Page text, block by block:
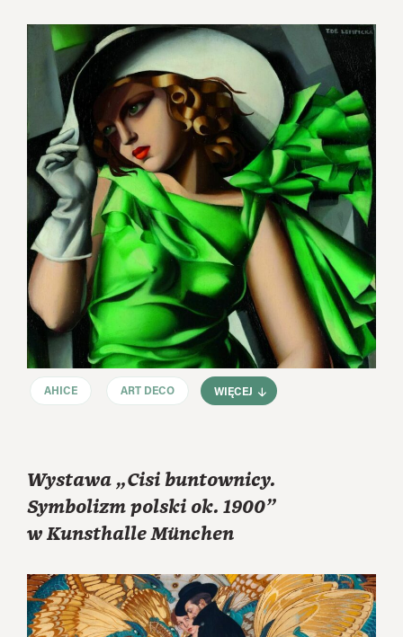
AHICE ART DECO WIĘCEJ
Wystawa „Cisi buntownicy.
Symbolizm polski ok. 1900”
w Kunsthalle München